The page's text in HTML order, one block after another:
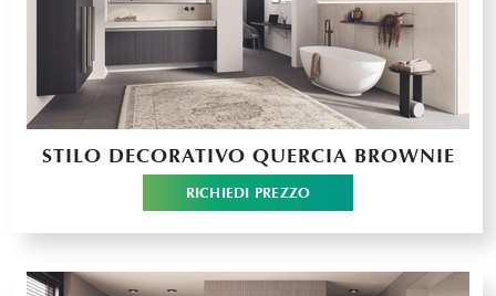
STILO DECORATIVO QUERCIA BROWNIE
RICHIEDI PREZZO